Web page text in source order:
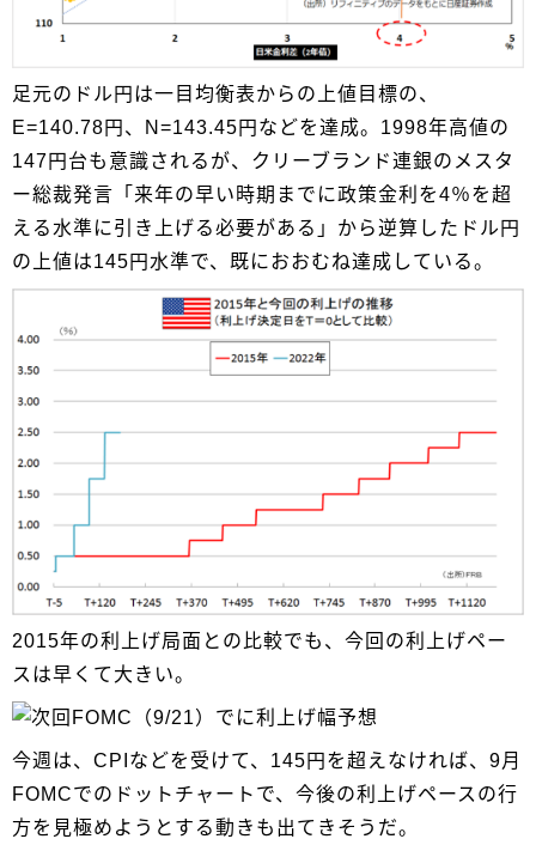
足元のドル円は一目均衡表からの上値目標の、
E=140.78円、N=143.45円などを達成。1998年高値の
147円台も意識されるが、クリーブランド連銀のメスタ
ー総裁発言「来年の早い時期までに政策金利を4％を超
える水準に引き上げる必要がある」から逆算したドル円
の上値は145円水準で、既におおむね達成している。
2015年の利上げ局面との比較でも、今回の利上げペー
スは早くて大きい。
今週は、CPIなどを受けて、145円を超えなければ、9月
FOMCでのドットチャートで、今後の利上げペースの行
方を見極めようとする動きも出てきそうだ。